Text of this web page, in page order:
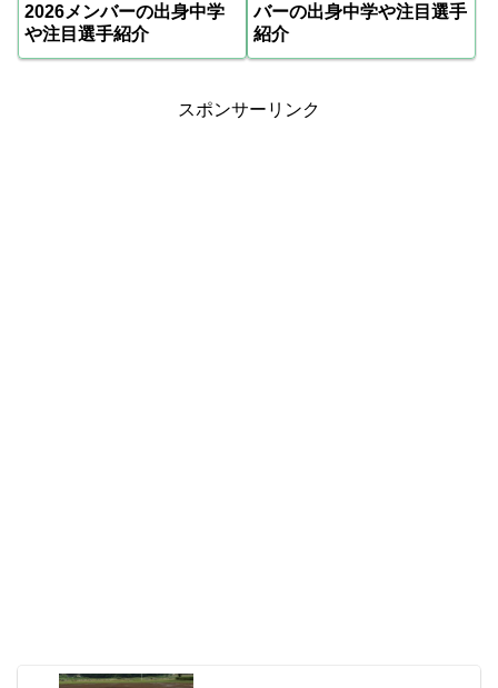
2026メンバーの出身中学
や注目選手紹介
バーの出身中学や注目選手
紹介
スポンサーリンク